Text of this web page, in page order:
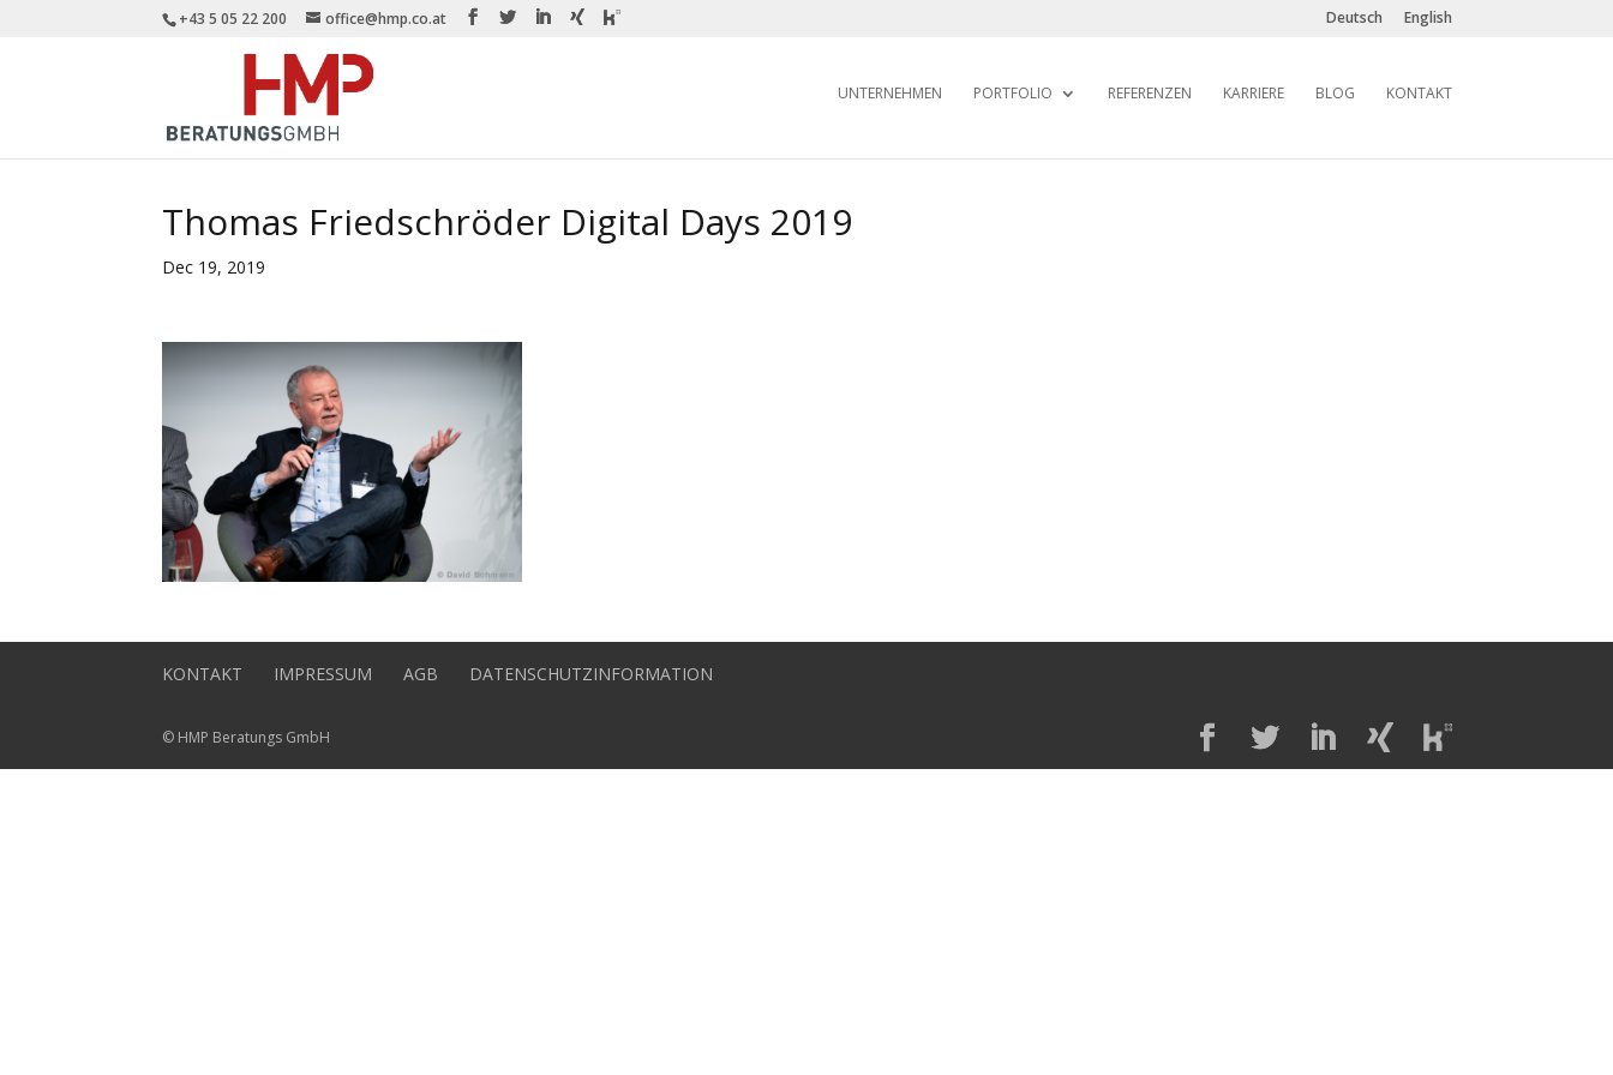
+43 5 05 22 200 office@hmp.co.at Deutsch English
UNTERNEHMEN PORTFOLIO REFERENZEN KARRIERE BLOG KONTAKT
Thomas Friedschröder Digital Days 2019
Dec 19, 2019
KONTAKT IMPRESSUM AGB DATENSCHUTZINFORMATION
© HMP Beratungs GmbH